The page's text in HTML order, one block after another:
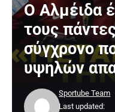
Ο Αλμέιδα
τους
σύγχρονο
υψηλών
Last updated:
Sportube Team